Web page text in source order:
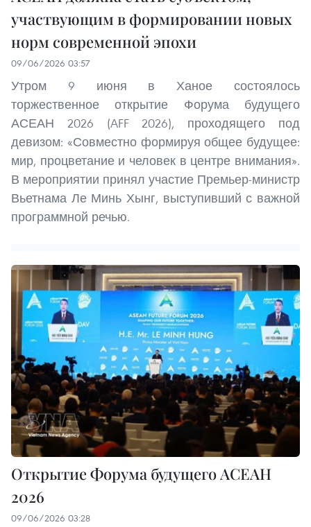
участвующим в формировании новых
норм современной эпохи
09/06/2026 03:57
Утром 9 июня в Ханое состоялось
торжественное открытие Форума будущего
АСЕАН 2026 (AFF 2026), проходящего под
девизом: «Совместно формируя общее будущее:
мир, процветание и человек в центре внимания».
В мероприятии принял участие Премьер-министр
Вьетнама Ле Минь Хынг, выступивший с важной
программной речью.
Открытие Форума будущего АСЕАН
2026
09/06/2026 03:28